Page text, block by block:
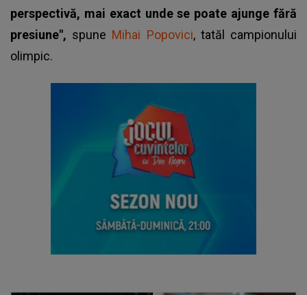
perspectivă, mai exact unde se poate ajunge fără
presiune", spune Mihai Popovici, tatăl campionului
olimpic.